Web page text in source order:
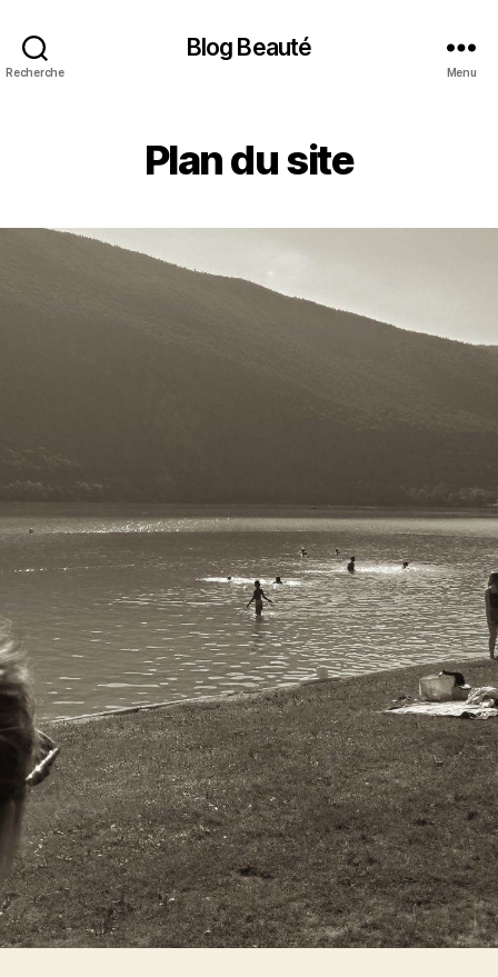
Recherche
Blog Beauté
Menu
Plan du site